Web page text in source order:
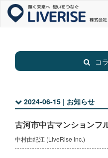
コ
2024-06-15 | お知らせ
古河市中古マンションフ
中村由紀江 (LiveRise Inc.)